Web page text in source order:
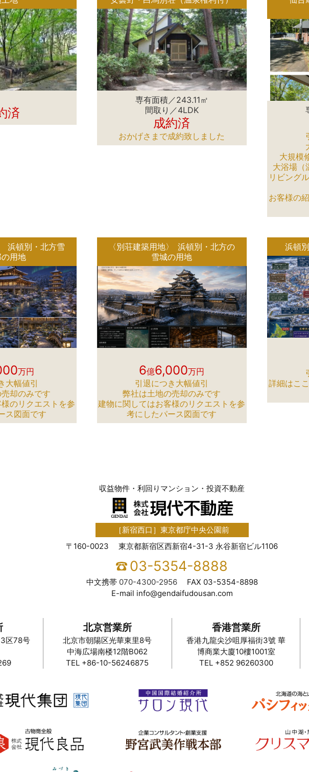
済
専有面積／243.11㎡
間取り／4LDK
成約済
おかげさまで成約致しました
大規模
大浴場（
リビング
お客様の
浜頓別・北方雪
用地
万円
大幅値引
却のみです
のリクエストを参
ス図面です
〈別荘建築用地〉 浜頓別・北方の
雪城の用地
6億6,000万円
引退につき大幅値引
弊社は土地の売却のみです
建物に関してはお客様のリクエストを参
考にしたパース図面です
浜頓
詳細はこ
収益物件・利回りマンション・投資不動産
［新宿西口］東京都庁中央公園前
〒160-0023
東京都新宿区西新宿4-31-3 永谷新宿ビル1106
03-5354-8888
中文携帯 070-4300-2956 FAX 03-5354-8898
E-mail info@gendaifudousan.com
区78号
北京営業所
北京市朝陽区光華東里8号
中海広場南楼12階B062
TEL +86-10-56246875
香港営業所
香港九龍尖沙咀厚福街3號 華
博商業大廈10樓1001室
TEL +852 96260300